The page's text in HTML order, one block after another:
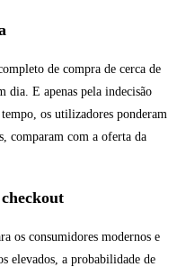
de compra de cerca de
dia. E apenas pela indecisão
os utilizadores ponderam
comparam com a oferta da
os consumidores modernos e
elevados, a probabilidade de